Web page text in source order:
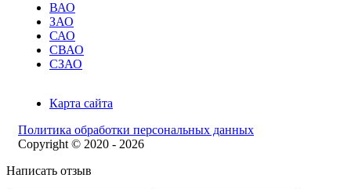
ВАО
ЗАО
САО
СВАО
СЗАО
Карта сайта
Политика обработки персональных данных
Copyright © 2020 - 2026
Написать отзыв